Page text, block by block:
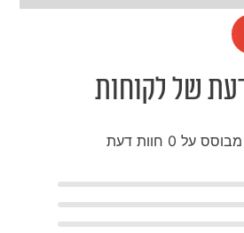
של לקוחות
מבוסס על 0 חוות דעת